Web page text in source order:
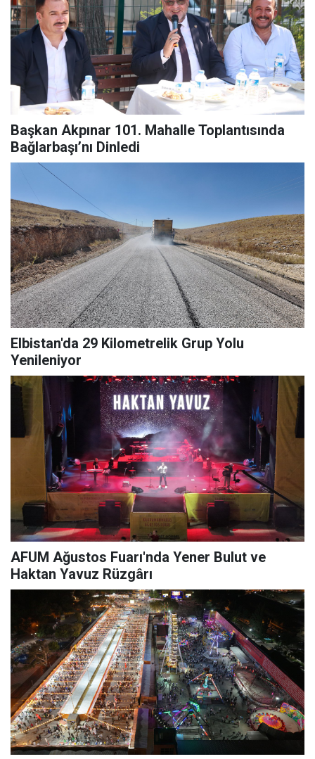
Başkan Akpınar 101. Mahalle Toplantısında
Bağlarbaşı’nı Dinledi
Elbistan'da 29 Kilometrelik Grup Yolu
Yenileniyor
AFUM Ağustos Fuarı'nda Yener Bulut ve
Haktan Yavuz Rüzgârı